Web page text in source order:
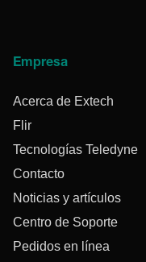
Empresa
Acerca de Extech
Flir
Tecnologías Teledyne
Contacto
Noticias y artículos
Centro de Soporte
Pedidos en línea